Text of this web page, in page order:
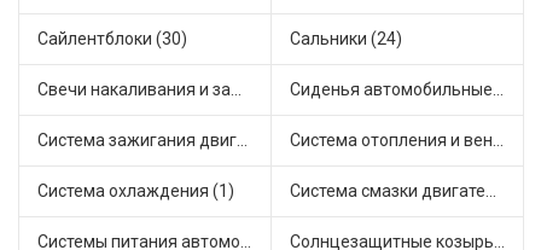
Сайлентблоки (30) Сальники (24)
Свечи накаливания и зажигания (31) Сиденья автомобильные (1)
Система зажигания двигателя (3) Система отопления и вентиляции (17)
Система охлаждения (1) Система смазки двигателя (17)
Системы питания автомобиля (21) Солнцезащитные козырьки для салона автомобиля (3)